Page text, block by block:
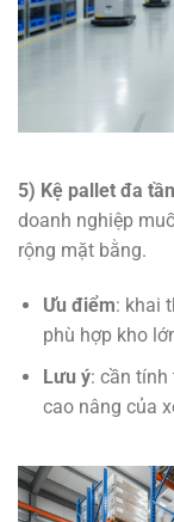
5) Kệ pallet đa
doanh nghiệp
rộng mặt bằng.
Ưu điểm: khai
phù hợp kho
Lưu ý: cần tính
cao nâng của